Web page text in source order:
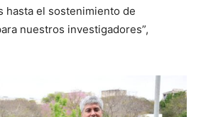
hasta el sostenimiento de
nuestros investigadores”,